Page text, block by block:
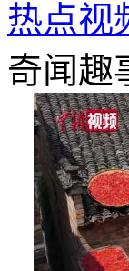
热点视
奇闻趣